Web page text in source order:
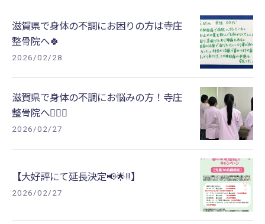
滋賀県で身体の不調にお困りの方は寺庄
整骨院へ🍀
2026/02/28
滋賀県で身体の不調にお悩みの方！寺庄
整骨院へ💁🏻‍♂️
2026/02/27
【大好評にて延長決定📢🌟‼️】
2026/02/27